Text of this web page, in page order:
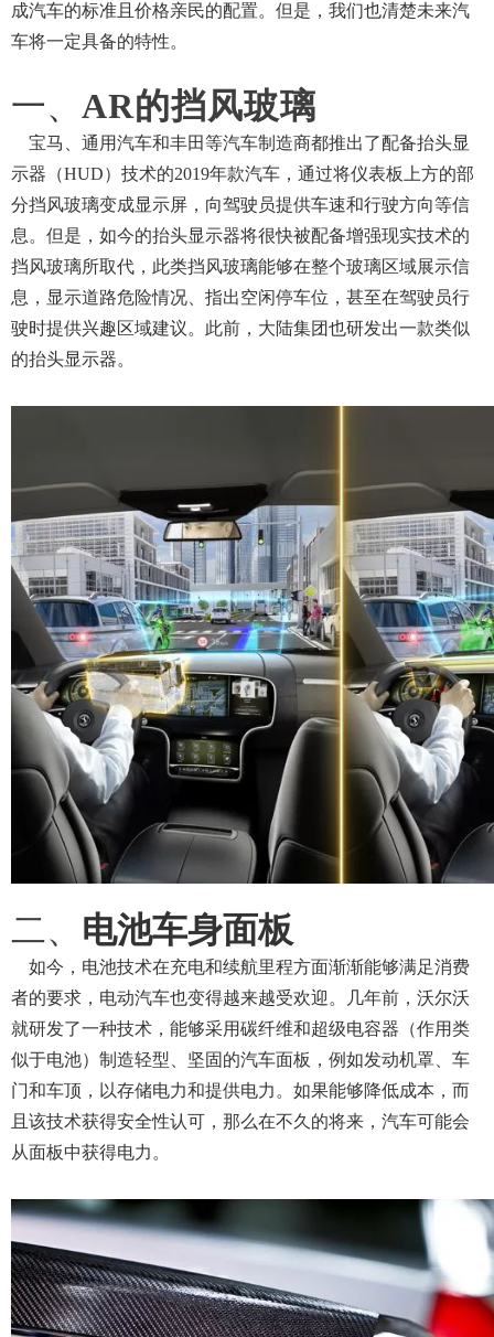
成汽车的标准且价格亲民的配置。但是，我们也清楚未来汽
车将一定具备的特性。
一、 AR的挡风玻璃
宝马、通用汽车和丰田等汽车制造商都推出了配备抬头显
示器（HUD）技术的2019年款汽车，通过将仪表板上方的部
分挡风玻璃变成显示屏，向驾驶员提供车速和行驶方向等信
息。但是，如今的抬头显示器将很快被配备增强现实技术的
挡风玻璃所取代，此类挡风玻璃能够在整个玻璃区域展示信
息，显示道路危险情况、指出空闲停车位，甚至在驾驶员行
驶时提供兴趣区域建议。此前，大陆集团也研发出一款类似
的抬头显示器。
二、 电池车身面板
如今，电池技术在充电和续航里程方面渐渐能够满足消费
者的要求，电动汽车也变得越来越受欢迎。几年前，沃尔沃
就研发了一种技术，能够采用碳纤维和超级电容器（作用类
似于电池）制造轻型、坚固的汽车面板，例如发动机罩、车
门和车顶，以存储电力和提供电力。如果能够降低成本，而
且该技术获得安全性认可，那么在不久的将来，汽车可能会
从面板中获得电力。